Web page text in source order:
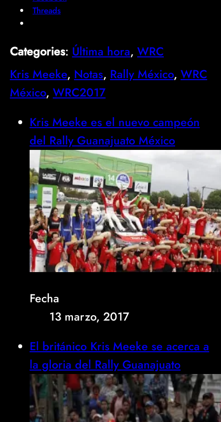
Threads
Categories: Última hora, WRC
Kris Meeke, Notas, Rally México, WRC
México, WRC2017
Kris Meeke es el nuevo campeón
del Rally Guanajuato México
Fecha
13 marzo, 2017
El británico Kris Meeke se acerca a
la gloria del Rally Guanajuato